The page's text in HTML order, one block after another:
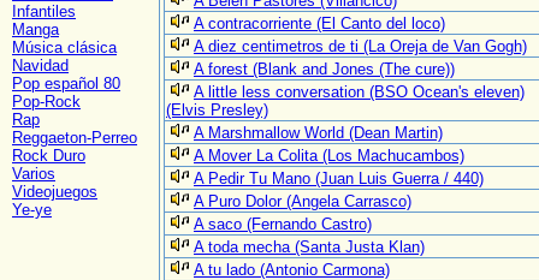
Infantiles
Manga
Música clásica
Navidad
Pop español 80
Pop-Rock
Rap
Reggaeton-Perreo
Rock Duro
Varios
Videojuegos
Ye-ye
A contracorriente (El Canto del loco)
A diez centimetros de ti (La Oreja de Van Gogh)
A forest (Blank and Jones (The cure))
A little less conversation (BSO Ocean's eleven)
(Elvis Presley)
A Marshmallow World (Dean Martin)
A Mover La Colita (Los Machucambos)
A Pedir Tu Mano (Juan Luis Guerra / 440)
A Puro Dolor (Angela Carrasco)
A saco (Fernando Castro)
A toda mecha (Santa Justa Klan)
A tu lado (Antonio Carmona)